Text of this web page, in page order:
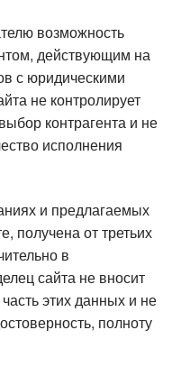
возможность
действующим на
с юридическими
не контролирует
контрагента и не
исполнения
и предлагаемых
получена от третьих
в
сайта не вносит
этих данных и не
полноту